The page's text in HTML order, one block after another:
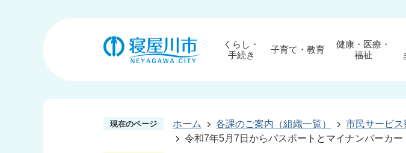
くらし・
手続き
子育て・教育
健康・医療・
福祉
現在のページ ホーム 各課のご案内（組織一覧） 市民サービス
令和7年5月7日からパスポートとマイナンバーカ